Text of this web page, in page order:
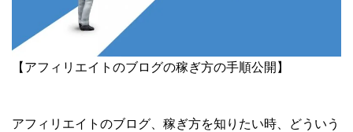
【アフィリエイトのブログの稼ぎ方の手順公開】
アフィリエイトのブログ、稼ぎ方を知りたい時、どういう